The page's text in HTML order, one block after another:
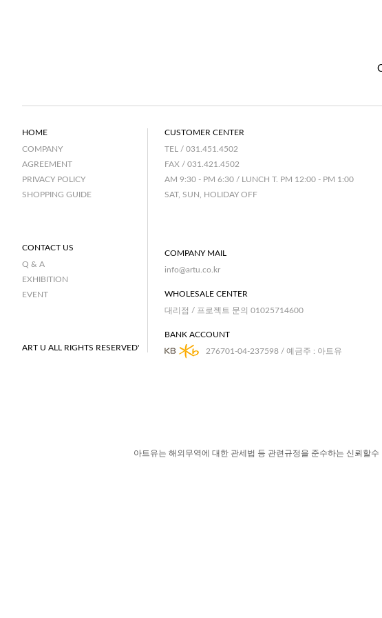
HOME
COMPANY
AGREEMENT
PRIVACY POLICY
SHOPPING GUIDE
CONTACT US
Q & A
EXHIBITION
EVENT
ART U ALL RIGHTS RESERVED'
CUSTOMER CENTER
TEL / 031.451.4502
FAX / 031.421.4502
AM 9:30 - PM 6:30 / LUNCH T. PM 12:00 - PM 1:00
SAT, SUN, HOLIDAY OFF
COMPANY MAIL
info@artu.co.kr
WHOLESALE CENTER
대리점 / 프로젝트 문의 01025714600
BANK ACCOUNT
276701-04-237598 / 예금주 : 아트유
아트유는 해외무역에 대한 관세법 등 관련규정을 준수하는 신뢰할